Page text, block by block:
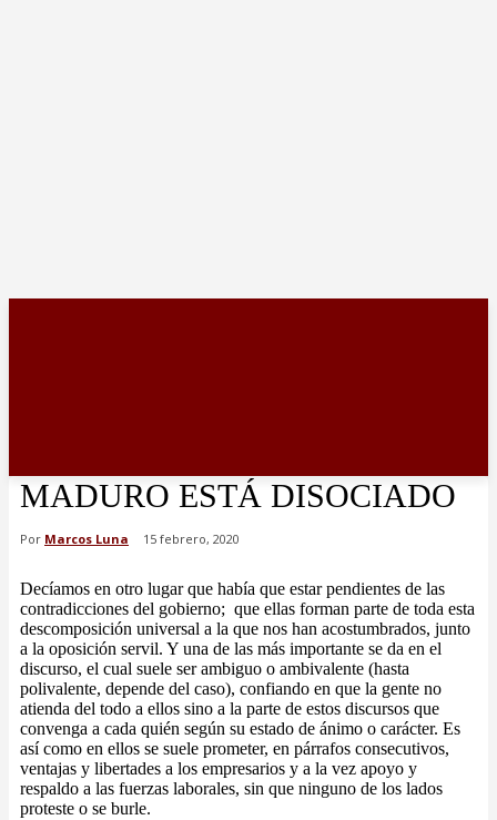
MADURO ESTÁ DISOCIADO
Por Marcos Luna 15 febrero, 2020
Decíamos en otro lugar que había que estar pendientes de las
contradicciones del gobierno; que ellas forman parte de toda esta
descomposición universal a la que nos han acostumbrados, junto
a la oposición servil. Y una de las más importante se da en el
discurso, el cual suele ser ambiguo o ambivalente (hasta
polivalente, depende del caso), confiando en que la gente no
atienda del todo a ellos sino a la parte de estos discursos que
convenga a cada quién según su estado de ánimo o carácter. Es
así como en ellos se suele prometer, en párrafos consecutivos,
ventajas y libertades a los empresarios y a la vez apoyo y
respaldo a las fuerzas laborales, sin que ninguno de los lados
proteste o se burle.